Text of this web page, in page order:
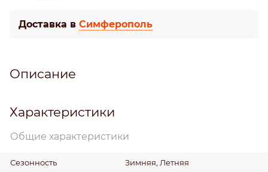
Доставка в Симферополь
Описание
Характеристики
Общие характеристики
Сезонность Зимняя, Летняя